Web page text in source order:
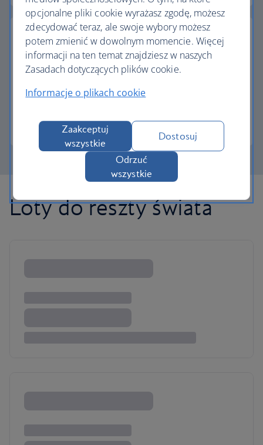
Częściowa płatność w Avios
Płacisz mniej za następny lot, jeśli wymienisz Avios.
Więcej informacji o płatności częściowej
Loty do reszty świata
opcjonalne pliki cookie wyrażasz zgodę, możesz
zdecydować teraz, ale swoje wybory możesz
potem zmienić w dowolnym momencie. Więcej
informacji na ten temat znajdziesz w naszych
Zasadach dotyczących plików cookie.
Informacje o plikach cookie
Zaakceptuj
wszystkie
Dostosuj
Odrzuć
wszystkie